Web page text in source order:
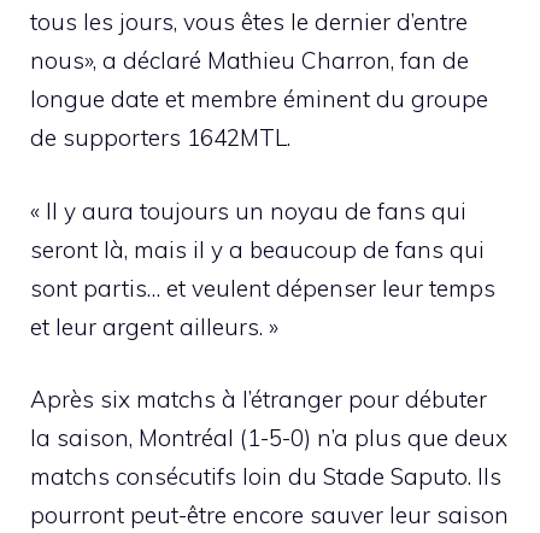
tous les jours, vous êtes le dernier d’entre
nous», a déclaré Mathieu Charron, fan de
longue date et membre éminent du groupe
de supporters 1642MTL.
« Il y aura toujours un noyau de fans qui
seront là, mais il y a beaucoup de fans qui
sont partis… et veulent dépenser leur temps
et leur argent ailleurs. »
Après six matchs à l’étranger pour débuter
la saison, Montréal (1-5-0) n’a plus que deux
matchs consécutifs loin du Stade Saputo. Ils
pourront peut-être encore sauver leur saison